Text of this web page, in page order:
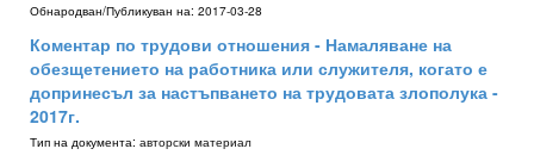
Обнародван/Публикуван на: 2017-03-28
Коментар по трудови отношения - Намаляване на
обезщетението на работника или служителя, когато е
допринесъл за настъпването на трудовата злополука -
2017г.
Тип на документа: авторски материал